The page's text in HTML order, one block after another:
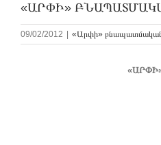
«ԱՐՓԻ»
09/02/2012 «Արփի» բնապատմական